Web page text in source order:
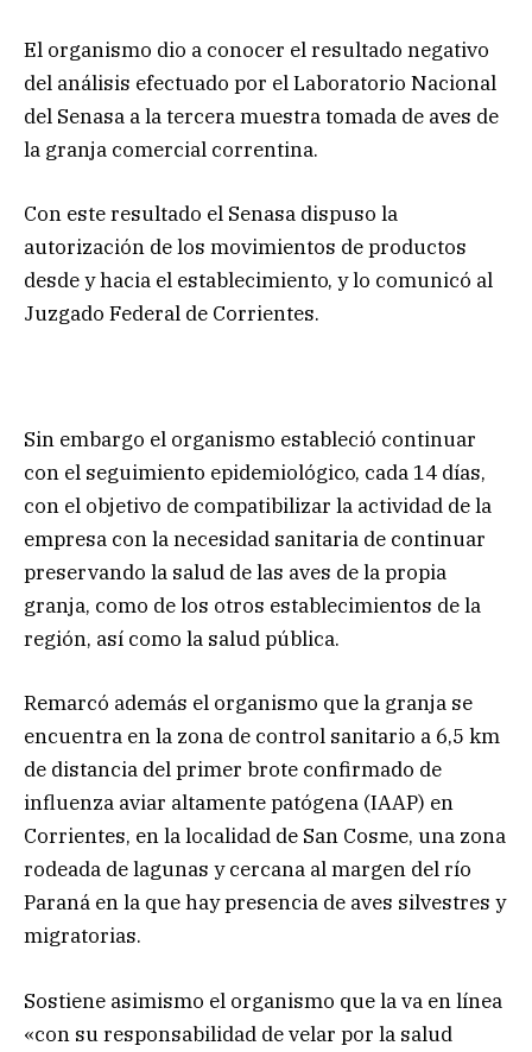
El organismo dio a conocer el resultado negativo
del análisis efectuado por el Laboratorio Nacional
del Senasa a la tercera muestra tomada de aves de
la granja comercial correntina.
Con este resultado el Senasa dispuso la
autorización de los movimientos de productos
desde y hacia el establecimiento, y lo comunicó al
Juzgado Federal de Corrientes.
Sin embargo el organismo estableció continuar
con el seguimiento epidemiológico, cada 14 días,
con el objetivo de compatibilizar la actividad de la
empresa con la necesidad sanitaria de continuar
preservando la salud de las aves de la propia
granja, como de los otros establecimientos de la
región, así como la salud pública.
Remarcó además el organismo que la granja se
encuentra en la zona de control sanitario a 6,5 km
de distancia del primer brote confirmado de
influenza aviar altamente patógena (IAAP) en
Corrientes, en la localidad de San Cosme, una zona
rodeada de lagunas y cercana al margen del río
Paraná en la que hay presencia de aves silvestres y
migratorias.
Sostiene asimismo el organismo que la va en línea
«con su responsabilidad de velar por la salud